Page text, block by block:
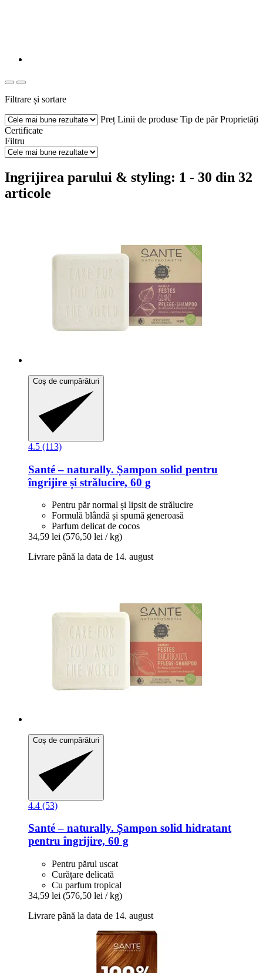
Filtrare și sortare
Preț Linii de produse Tip de păr Proprietăți
Certificate
Filtru
Ingrijirea parului & styling: 1 - 30 din 32
articole
Coș de cumpărături
4.5 (113)
Santé – naturally. Șampon solid pentru
îngrijire și strălucire, 60 g
Pentru păr normal și lipsit de strălucire
Formulă blândă și spumă generoasă
Parfum delicat de cocos
34,59 lei (576,50 lei / kg)
Livrare până la data de 14. august
Coș de cumpărături
4.4 (53)
Santé – naturally. Șampon solid hidratant
pentru îngrijire, 60 g
Pentru părul uscat
Curățare delicată
Cu parfum tropical
34,59 lei (576,50 lei / kg)
Livrare până la data de 14. august